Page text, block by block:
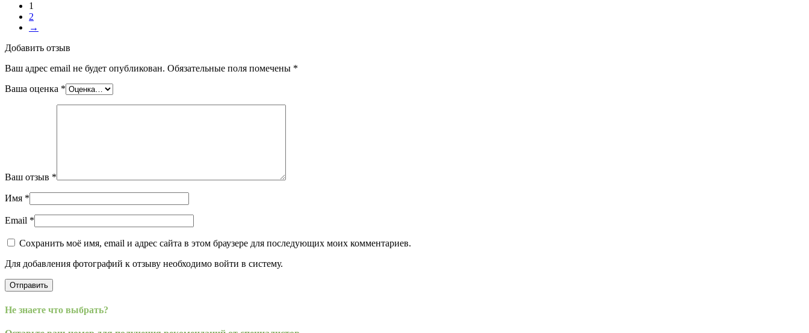
1
2
→
Добавить отзыв
Ваш адрес email не будет опубликован. Обязательные поля помечены *
Ваша оценка *
Ваш отзыв *
Имя *
Email *
Сохранить моё имя, email и адрес сайта в этом браузере для последующих моих комментариев.
Для добавления фотографий к отзыву необходимо войти в систему.
Не знаете что выбрать?